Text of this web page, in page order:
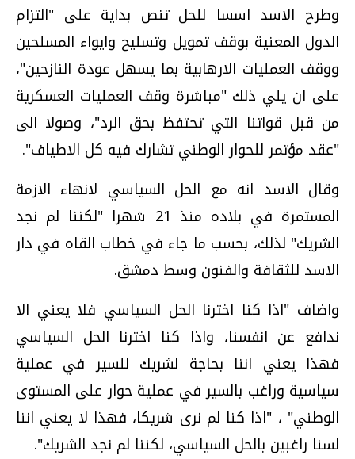
وطرح الاسد اسسا للحل تنص بداية على "التزام
الدول المعنية بوقف تمويل وتسليح وايواء المسلحين
ووقف العمليات الارهابية بما يسهل عودة النازحين"،
على ان يلي ذلك "مباشرة وقف العمليات العسكرية
من قبل قواتنا التي تحتفظ بحق الرد"، وصولا الى
"عقد مؤتمر للحوار الوطني تشارك فيه كل الاطياف".
وقال الاسد انه مع الحل السياسي لانهاء الازمة
المستمرة في بلاده منذ 21 شهرا "لكننا لم نجد
الشريك" لذلك، بحسب ما جاء في خطاب القاه في دار
الاسد للثقافة والفنون وسط دمشق.
واضاف "اذا كنا اخترنا الحل السياسي فلا يعني الا
ندافع عن انفسنا، واذا كنا اخترنا الحل السياسي
فهذا يعني اننا بحاجة لشريك للسير في عملية
سياسية وراغب بالسير في عملية حوار على المستوى
الوطني" ، "اذا كنا لم نرى شريكا، فهذا لا يعني اننا
لسنا راغبين بالحل السياسي، لكننا لم نجد الشريك".